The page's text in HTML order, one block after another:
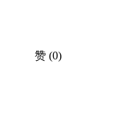
赞 (0)